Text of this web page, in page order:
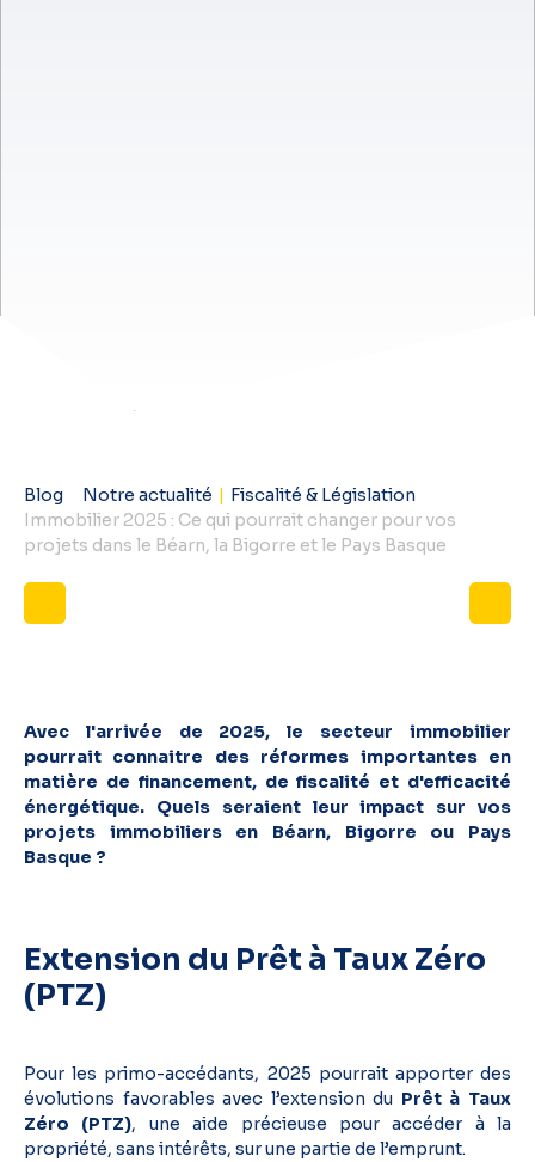
Blog Notre actualité | Fiscalité & Législation
Immobilier 2025 : Ce qui pourrait changer pour vos
projets dans le Béarn, la Bigorre et le Pays Basque
Avec l'arrivée de 2025, le secteur immobilier
pourrait connaitre des réformes importantes en
matière de financement, de fiscalité et d'efficacité
énergétique. Quels seraient leur impact sur vos
projets immobiliers en Béarn, Bigorre ou Pays
Basque ?
Extension du Prêt à Taux Zéro
(PTZ)
Pour les primo-accédants, 2025 pourrait apporter des
évolutions favorables avec l’extension du Prêt à Taux
Zéro (PTZ), une aide précieuse pour accéder à la
propriété, sans intérêts, sur une partie de l’emprunt.